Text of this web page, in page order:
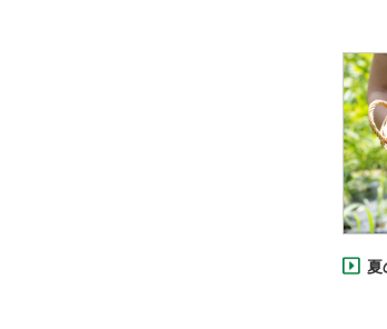
夏